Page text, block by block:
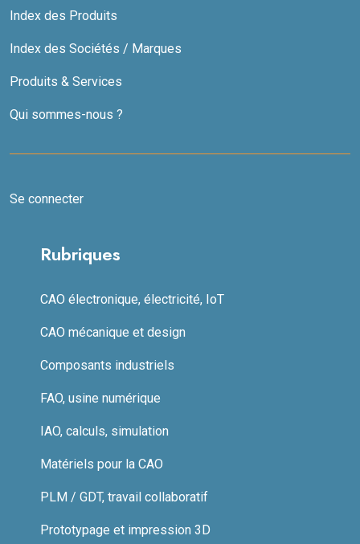
Index des Produits
Index des Sociétés / Marques
Produits & Services
Qui sommes-nous ?
Se connecter
Rubriques
CAO électronique, électricité, IoT
CAO mécanique et design
Composants industriels
FAO, usine numérique
IAO, calculs, simulation
Matériels pour la CAO
PLM / GDT, travail collaboratif
Prototypage et impression 3D